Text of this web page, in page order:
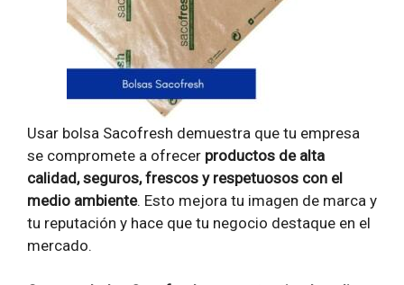
Usar bolsa Sacofresh demuestra que tu empresa
se compromete a ofrecer productos de alta
calidad, seguros, frescos y respetuosos con el
medio ambiente. Esto mejora tu imagen de marca y
tu reputación y hace que tu negocio destaque en el
mercado.